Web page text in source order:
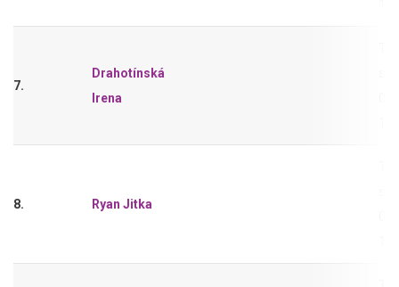
7.
Drahotínská
Irena
8. Ryan Jitka